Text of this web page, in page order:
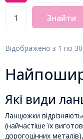
Знайти
Відображено з 1 по 30
Які види
Ланцюжки
(найчастіше їх
дорогоцінних